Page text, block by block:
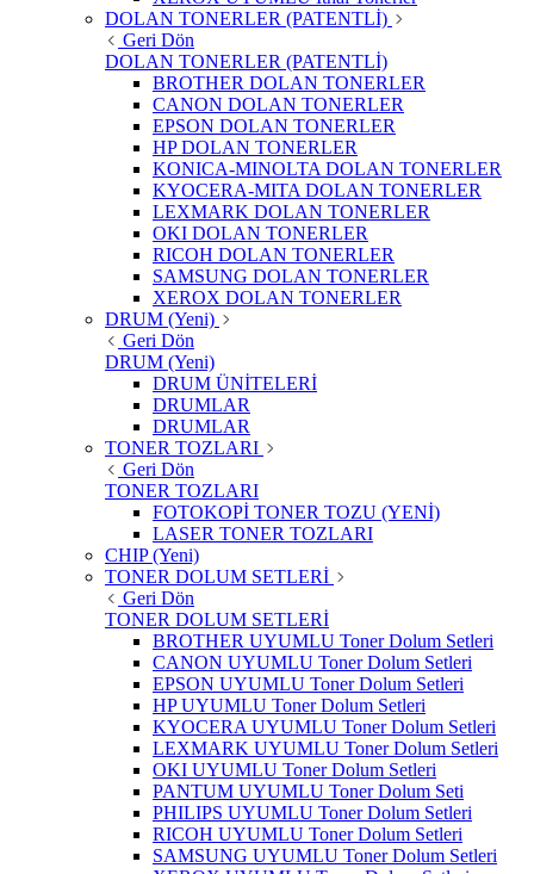
DOLAN TONERLER (PATENTLİ)
Geri Dön
DOLAN TONERLER (PATENTLİ)
BROTHER DOLAN TONERLER
CANON DOLAN TONERLER
EPSON DOLAN TONERLER
HP DOLAN TONERLER
KONICA-MINOLTA DOLAN TONERLER
KYOCERA-MITA DOLAN TONERLER
LEXMARK DOLAN TONERLER
OKI DOLAN TONERLER
RICOH DOLAN TONERLER
SAMSUNG DOLAN TONERLER
XEROX DOLAN TONERLER
DRUM (Yeni)
Geri Dön
DRUM (Yeni)
DRUM ÜNİTELERİ
DRUMLAR
DRUMLAR
TONER TOZLARI
Geri Dön
TONER TOZLARI
FOTOKOPİ TONER TOZU (YENİ)
LASER TONER TOZLARI
CHIP (Yeni)
TONER DOLUM SETLERİ
Geri Dön
TONER DOLUM SETLERİ
BROTHER UYUMLU Toner Dolum Setleri
CANON UYUMLU Toner Dolum Setleri
EPSON UYUMLU Toner Dolum Setleri
HP UYUMLU Toner Dolum Setleri
KYOCERA UYUMLU Toner Dolum Setleri
LEXMARK UYUMLU Toner Dolum Setleri
OKI UYUMLU Toner Dolum Setleri
PANTUM UYUMLU Toner Dolum Seti
PHILIPS UYUMLU Toner Dolum Setleri
RICOH UYUMLU Toner Dolum Setleri
SAMSUNG UYUMLU Toner Dolum Setleri